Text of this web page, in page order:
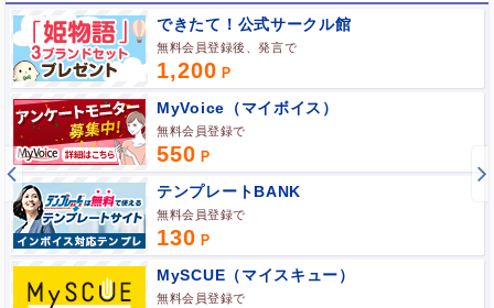
できたて！公式サークル館
無料会員登録後、発言で
1,200
MyVoice（マイボイス）
無料会員登録で
550
テンプレートBANK
無料会員登録で
130
MySCUE（マイスキュー）
無料会員登録で